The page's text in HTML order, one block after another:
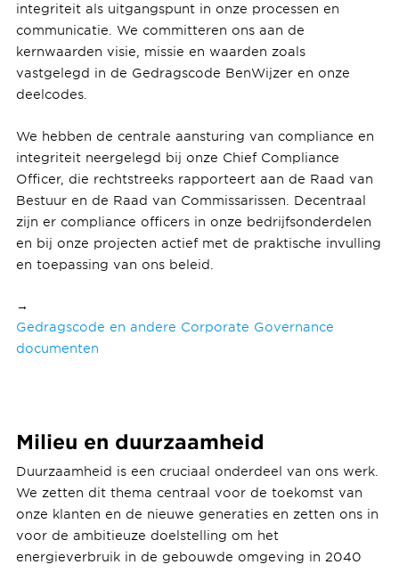
integriteit als uitgangspunt in onze processen en
communicatie. We committeren ons aan de
kernwaarden visie, missie en waarden zoals
vastgelegd in de Gedragscode BenWijzer en onze
deelcodes.
We hebben de centrale aansturing van compliance en
integriteit neergelegd bij onze Chief Compliance
Officer, die rechtstreeks rapporteert aan de Raad van
Bestuur en de Raad van Commissarissen. Decentraal
zijn er compliance officers in onze bedrijfsonderdelen
en bij onze projecten actief met de praktische invulling
en toepassing van ons beleid.
→
Gedragscode en andere Corporate Governance
documenten
Milieu en duurzaamheid
Duurzaamheid is een cruciaal onderdeel van ons werk.
We zetten dit thema centraal voor de toekomst van
onze klanten en de nieuwe generaties en zetten ons in
voor de ambitieuze doelstelling om het
energieverbruik in de gebouwde omgeving in 2040